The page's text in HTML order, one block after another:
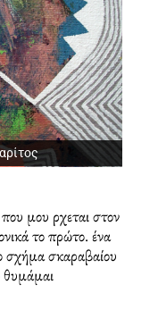
μου ρχεται στον
το πρώτο. ένα
σχήμα σκαραβαίου
θυμάμαι